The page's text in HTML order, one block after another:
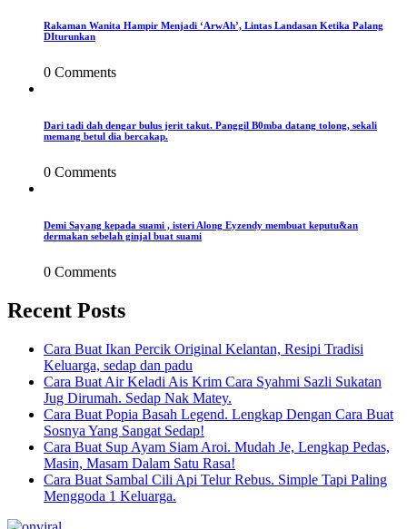
Rakaman Wanita Hampir Menjadi ‘ArwAh’, Lintas Landasan Ketika Palang
DIturunkan
0 Comments
Dari tadi dah dengar bulus jerit takut. Panggil B0mba datang tolong, sekali
memang betul dia bercakap.
0 Comments
Demi Sayang kepada suami , isteri Along Eyzendy membuat keputu&an
dermakan sebelah ginjal buat suami
0 Comments
Recent Posts
Cara Buat Ikan Percik Original Kelantan, Resipi Tradisi
Keluarga, sedap dan padu
Cara Buat Air Keladi Ais Krim Cara Syahmi Sazli Sukatan
Jug Dirumah. Sedap Nak Matey.
Cara Buat Popia Basah Legend. Lengkap Dengan Cara Buat
Sosnya Yang Sangat Sedap!
Cara Buat Sup Ayam Siam Aroi. Mudah Je, Lengkap Pedas,
Masin, Masam Dalam Satu Rasa!
Cara Buat Sambal Cili Api Telur Rebus. Simple Tapi Paling
Menggoda 1 Keluarga.